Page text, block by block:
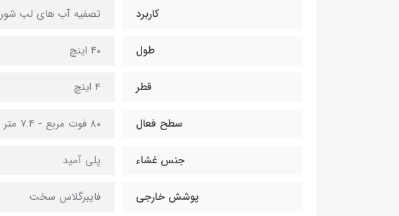
کاربرد تصفیه آب های لب شور
طول 40 اینچ
قطر 4 اینچ
سطح فعال 80 فوت مربع - 7.4 متر مربع
جنس غشاء پلی آمید
پوشش خارجی فایبرگلاس سخت